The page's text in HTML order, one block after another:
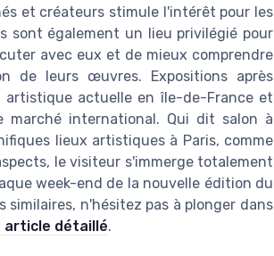
et créateurs stimule l'intérêt pour les
sont également un lieu privilégié pour
avec eux et de mieux comprendre
de leurs œuvres. Expositions après
artistique actuelle en île-de-France et
international. Qui dit salon à
lieux artistiques à Paris, comme
le visiteur s'immerge totalement
week-end de la nouvelle édition du
n'hésitez pas à plonger dans
article détaillé.